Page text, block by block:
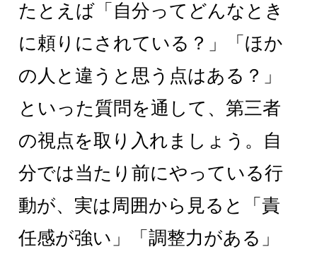
たとえば「自分ってどんなとき
に頼りにされている？」「ほか
の人と違うと思う点はある？」
といった質問を通して、第三者
の視点を取り入れましょう。自
分では当たり前にやっている行
動が、実は周囲から見ると「責
任感が強い」「調整力がある」